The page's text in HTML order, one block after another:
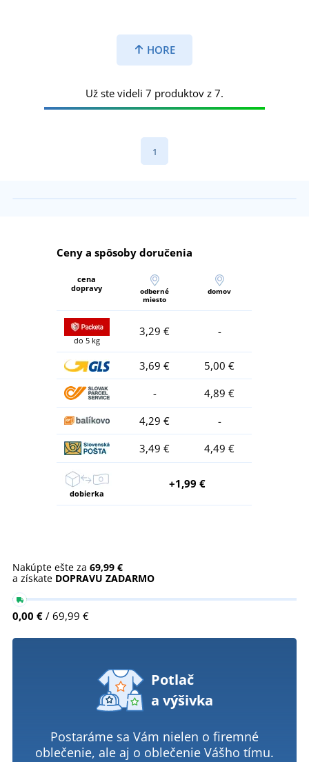
HORE
Už ste videli 7 produktov z 7.
1
Ceny a spôsoby doručenia
cena
dopravy
odberné
miesto
domov
do 5 kg
3,29 € -
3,69 €
5,00 €
-
4,89 €
4,29 €
-
3,49 €
4,49 €
dobierka
+1,99 €
Nakúpte ešte za 69,99 €
a získate DOPRAVU ZADARMO
0,00 € / 69,99 €
Potlač
a výšivka
Postaráme sa Vám nielen o firemné
oblečenie, ale aj o oblečenie Vášho tímu.